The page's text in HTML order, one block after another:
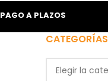
PAGO A PLAZOS
CATEGORÍAS